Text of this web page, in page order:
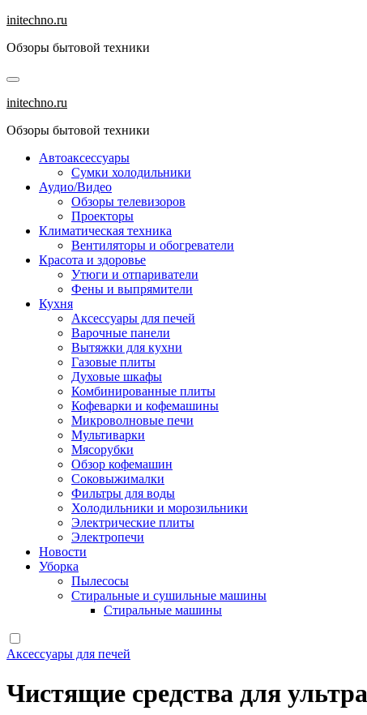
Перейти
содержанию
initechno.ru
Обзоры бытовой техники
initechno.ru
Обзоры бытовой техники
Автоаксессуары
Сумки холодильники
Аудио/Видео
Обзоры телевизоров
Проекторы
Климатическая техника
Вентиляторы и обогреватели
Красота и здоровье
Утюги и отпариватели
Фены и выпрямители
Кухня
Аксессуары для печей
Варочные панели
Вытяжки для кухни
Газовые плиты
Духовые шкафы
Комбинированные плиты
Кофеварки и кофемашины
Микроволновые печи
Мультиварки
Мясорубки
Обзор кофемашин
Соковыжималки
Фильтры для воды
Холодильники и морозильники
Электрические плиты
Электропечи
Новости
Уборка
Пылесосы
Стиральные и сушильные машины
Стиральные машины
Аксессуары для печей
Чистящие средства для